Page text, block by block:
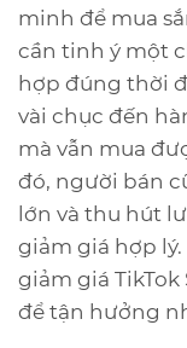
minh để mua
cần tinh ý một
hợp đúng thời
vài chục đến
mà vẫn mua
đó, người bán
lớn và thu hút
giảm giá hợp lý.
giảm giá TikTok
để tận hưởng